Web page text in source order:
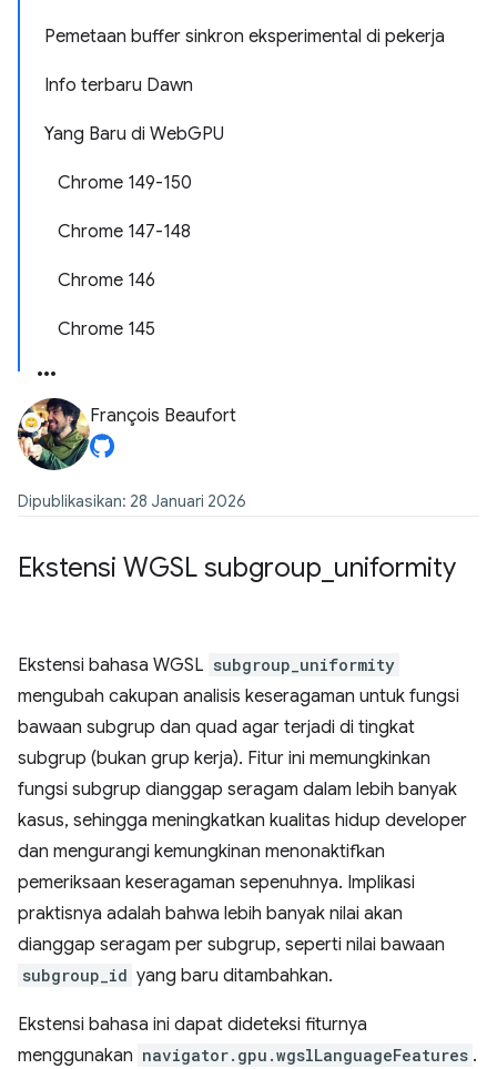
Pemetaan buffer sinkron eksperimental di pekerja
Info terbaru Dawn
Yang Baru di WebGPU
Chrome 149-150
Chrome 147-148
Chrome 146
Chrome 145
François Beaufort
Dipublikasikan: 28 Januari 2026
Ekstensi WGSL subgroup uniformity
Ekstensi bahasa WGSL subgroup_uniformity
mengubah cakupan analisis keseragaman untuk fungsi
bawaan subgrup dan quad agar terjadi di tingkat
subgrup (bukan grup kerja). Fitur ini memungkinkan
fungsi subgrup dianggap seragam dalam lebih banyak
kasus, sehingga meningkatkan kualitas hidup developer
dan mengurangi kemungkinan menonaktifkan
pemeriksaan keseragaman sepenuhnya. Implikasi
praktisnya adalah bahwa lebih banyak nilai akan
dianggap seragam per subgrup, seperti nilai bawaan
subgroup_id yang baru ditambahkan.
Ekstensi bahasa ini dapat dideteksi fiturnya
menggunakan navigator.gpu.wgslLanguageFeatures .